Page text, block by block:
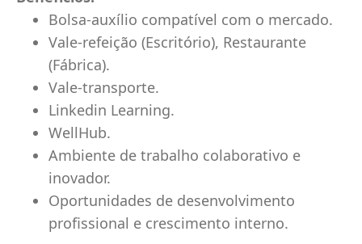
Bolsa-auxílio compatível com o mercado.
Vale-refeição (Escritório), Restaurante
(Fábrica).
Vale-transporte.
Linkedin Learning.
WellHub.
Ambiente de trabalho colaborativo e
inovador.
Oportunidades de desenvolvimento
profissional e crescimento interno.